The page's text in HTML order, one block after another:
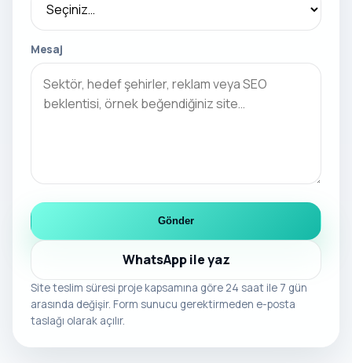
Mesaj
Gönder
WhatsApp ile yaz
Site teslim süresi proje kapsamına göre 24 saat ile 7 gün
arasında değişir. Form sunucu gerektirmeden e-posta
taslağı olarak açılır.